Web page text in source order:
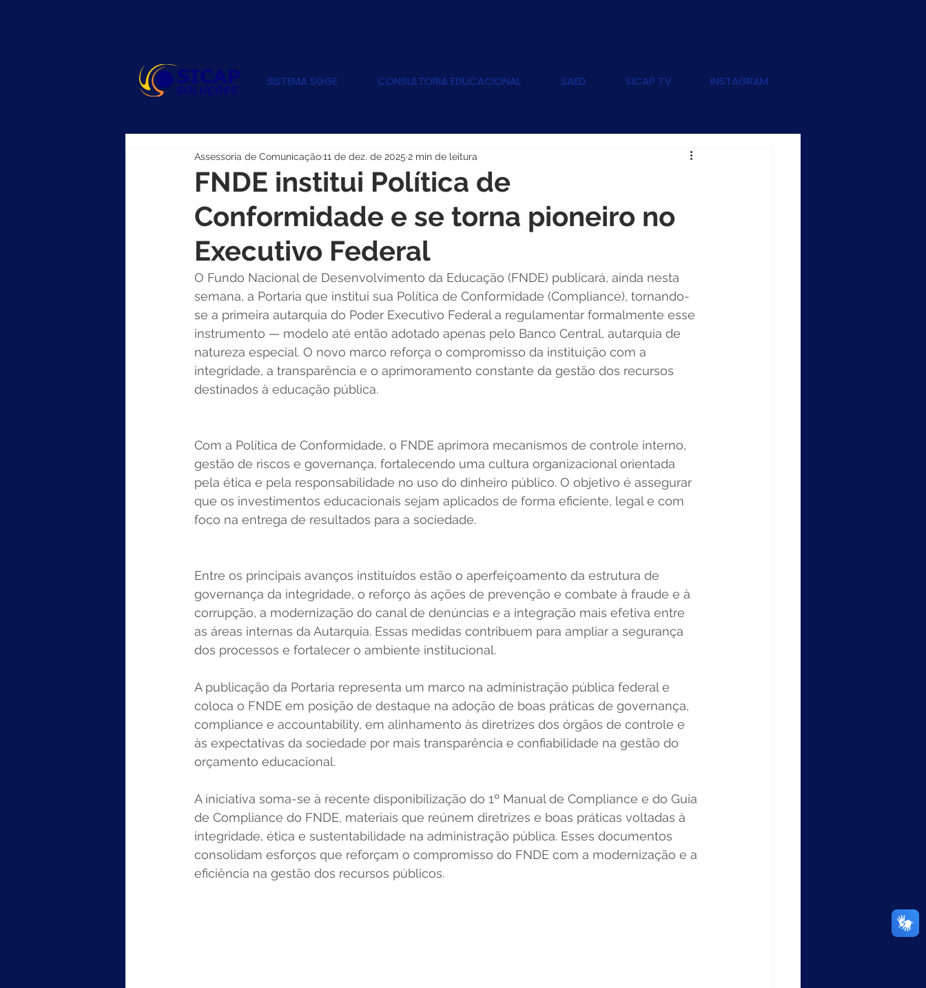
SISTEMA SGGE CONSULTORIA EDUCACIONAL SAED SICAP TV INSTAGRAM
FNDE institui Política de
Conformidade e se torna pioneiro no
Executivo Federal
Assessoria de Comunicação11 de dez. de 2025 2 min de leitura
O Fundo Nacional de Desenvolvimento da Educação (FNDE) publicará, ainda nesta
semana, a Portaria que institui sua Política de Conformidade (Compliance), tornando-
se a primeira autarquia do Poder Executivo Federal a regulamentar formalmente esse
instrumento — modelo até então adotado apenas pelo Banco Central, autarquia de
natureza especial. O novo marco reforça o compromisso da instituição com a
integridade, a transparência e o aprimoramento constante da gestão dos recursos
destinados à educação pública.
Com a Política de Conformidade, o FNDE aprimora mecanismos de controle interno,
gestão de riscos e governança, fortalecendo uma cultura organizacional orientada
pela ética e pela responsabilidade no uso do dinheiro público. O objetivo é assegurar
que os investimentos educacionais sejam aplicados de forma eficiente, legal e com
foco na entrega de resultados para a sociedade.
Entre os principais avanços instituídos estão o aperfeiçoamento da estrutura de
governança da integridade, o reforço às ações de prevenção e combate à fraude e à
corrupção, a modernização do canal de denúncias e a integração mais efetiva entre
as áreas internas da Autarquia. Essas medidas contribuem para ampliar a segurança
dos processos e fortalecer o ambiente institucional.
A publicação da Portaria representa um marco na administração pública federal e
coloca o FNDE em posição de destaque na adoção de boas práticas de governança,
compliance e accountability, em alinhamento às diretrizes dos órgãos de controle e
às expectativas da sociedade por mais transparência e confiabilidade na gestão do
orçamento educacional.
A iniciativa soma-se à recente disponibilização do 1º Manual de Compliance e do Guia
de Compliance do FNDE, materiais que reúnem diretrizes e boas práticas voltadas à
integridade, ética e sustentabilidade na administração pública. Esses documentos
consolidam esforços que reforçam o compromisso do FNDE com a modernização e a
eficiência na gestão dos recursos públicos.